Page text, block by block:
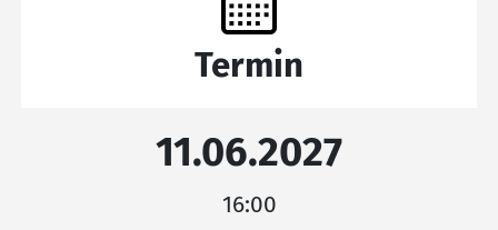
Termin
11.06.2027
16:00